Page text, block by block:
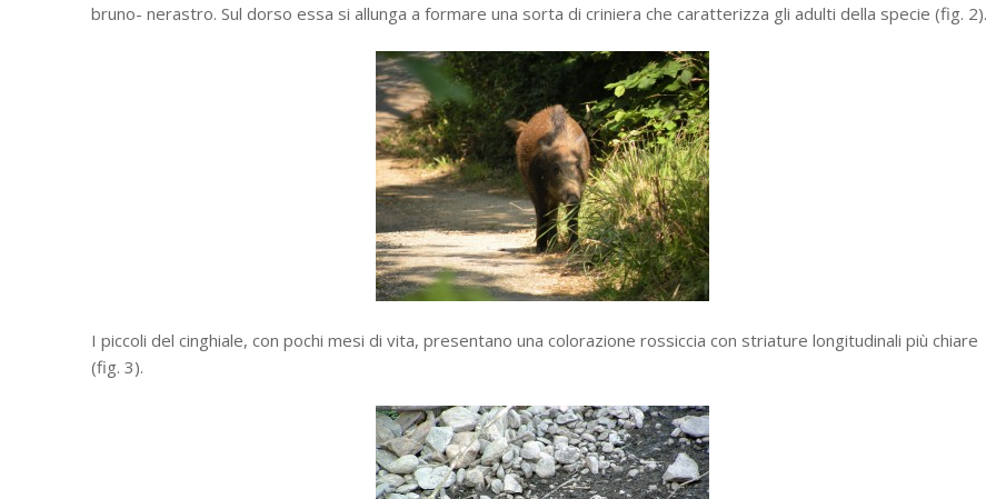
bruno- nerastro. Sul dorso essa si allunga a formare una sorta di criniera che caratterizza gli adulti della specie (fig. 2).
I piccoli del cinghiale, con pochi mesi di vita, presentano una colorazione rossiccia con striature longitudinali più chiare
(fig. 3).